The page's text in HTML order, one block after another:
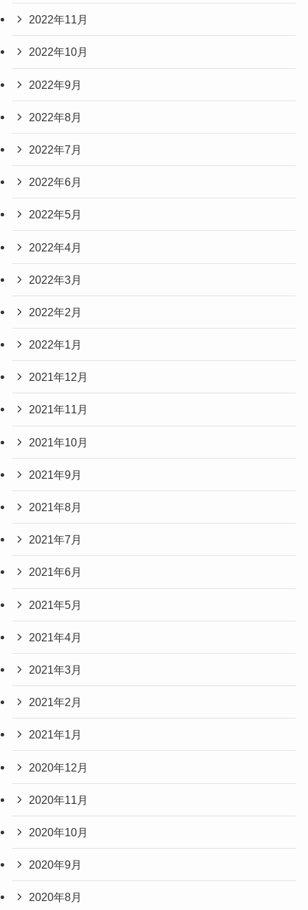
2022年11月
2022年10月
2022年9月
2022年8月
2022年7月
2022年6月
2022年5月
2022年4月
2022年3月
2022年2月
2022年1月
2021年12月
2021年11月
2021年10月
2021年9月
2021年8月
2021年7月
2021年6月
2021年5月
2021年4月
2021年3月
2021年2月
2021年1月
2020年12月
2020年11月
2020年10月
2020年9月
2020年8月